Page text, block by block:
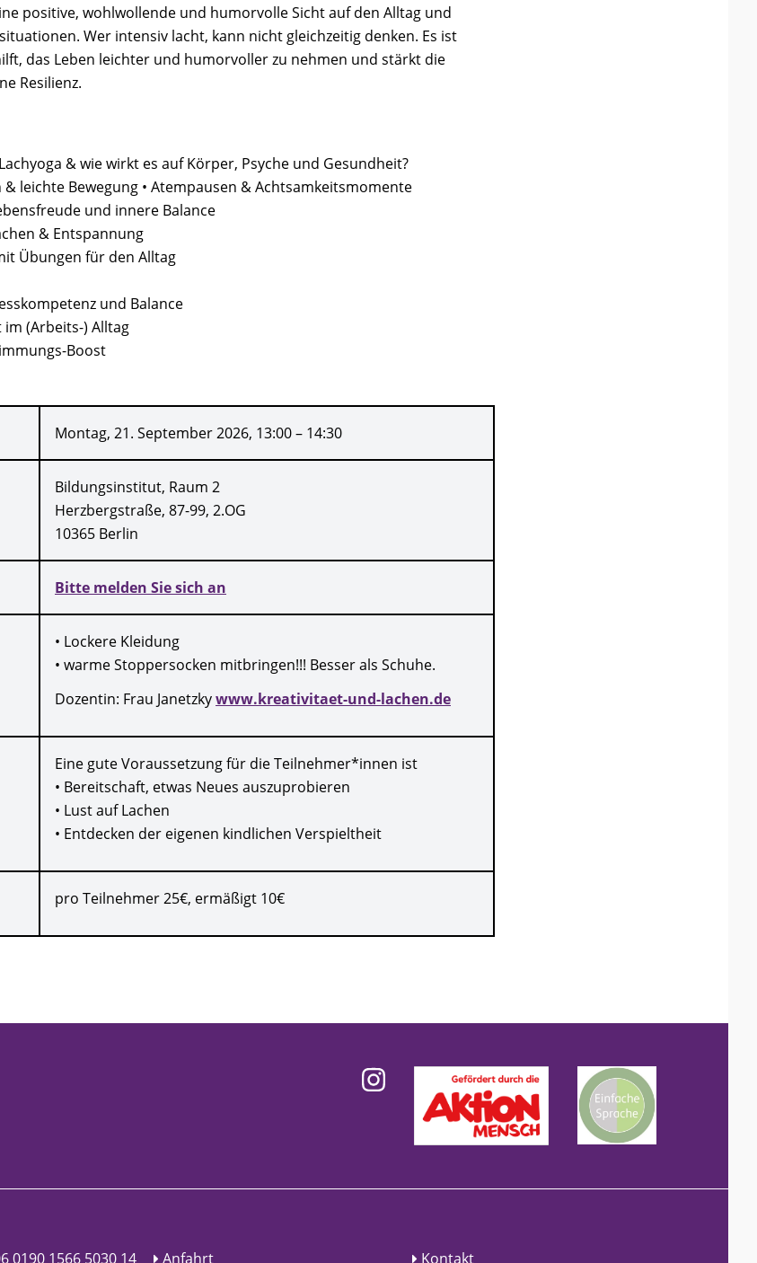
positive, wohlwollende und humorvolle Sicht auf den Alltag und
Wer intensiv lacht, kann nicht gleichzeitig denken. Es ist
das Leben leichter und humorvoller zu nehmen und stärkt die
Resilienz.
& wie wirkt es auf Körper, Psyche und Gesundheit?
leichte Bewegung • Atempausen & Achtsamkeitsmomente
und innere Balance
& Entspannung
Übungen für den Alltag
und Balance
im (Arbeits-) Alltag
Boost
Montag, 21. September 2026, 13:00 – 14:30
Bildungsinstitut, Raum 2
Herzbergstraße, 87-99, 2.OG
10365 Berlin
Bitte melden Sie sich an
• Lockere Kleidung
• warme Stoppersocken mitbringen!!! Besser als Schuhe.
Dozentin: Frau Janetzkywww.kreativitaet-und-lachen.de
Eine gute Voraussetzung für die Teilnehmer*innen ist
• Bereitschaft, etwas Neues auszuprobieren
• Lust auf Lachen
• Entdecken der eigenen kindlichen Verspieltheit
pro Teilnehmer 25€, ermäßigt 10€
0190 1566 5030 14 Anfahrt Kontakt